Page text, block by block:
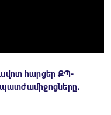
հարցեր ՔՊ-